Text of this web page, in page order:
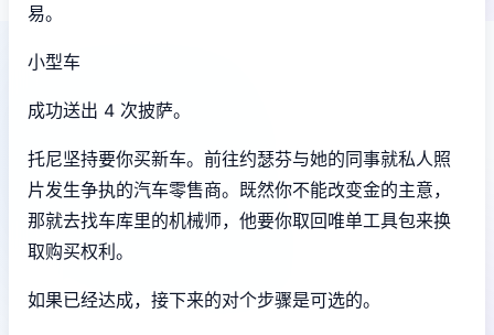
易。
小型车
成功送出 4 次披萨。
托尼坚持要你买新车。前往约瑟芬与她的同事就私人照
片发生争执的汽车零售商。既然你不能改变金的主意，
那就去找车库里的机械师，他要你取回唯单工具包来换
取购买权利。
如果已经达成，接下来的对个步骤是可选的。